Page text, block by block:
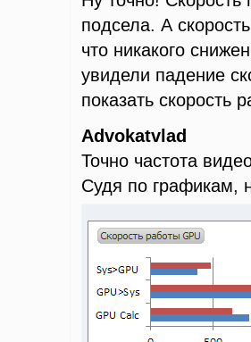
подсела. А
что никакого
увидели падение
показать
Advokatvlad
Точно частота
Судя по графикам,